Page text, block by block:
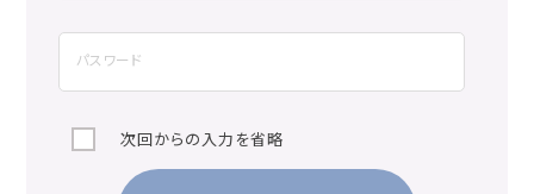
次回からの入力を省略